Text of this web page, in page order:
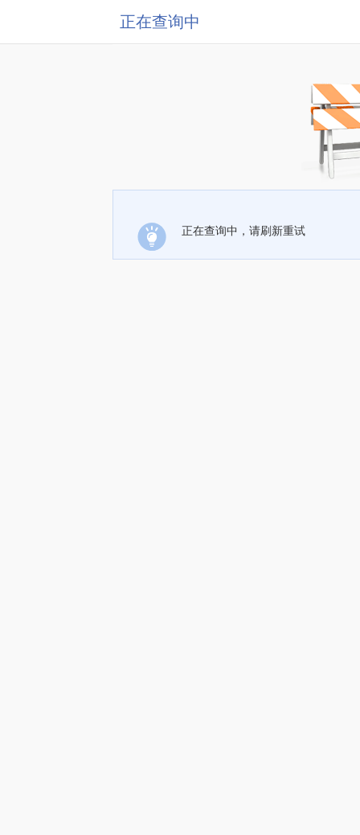
正在查询中
正在查询中，请刷新重试